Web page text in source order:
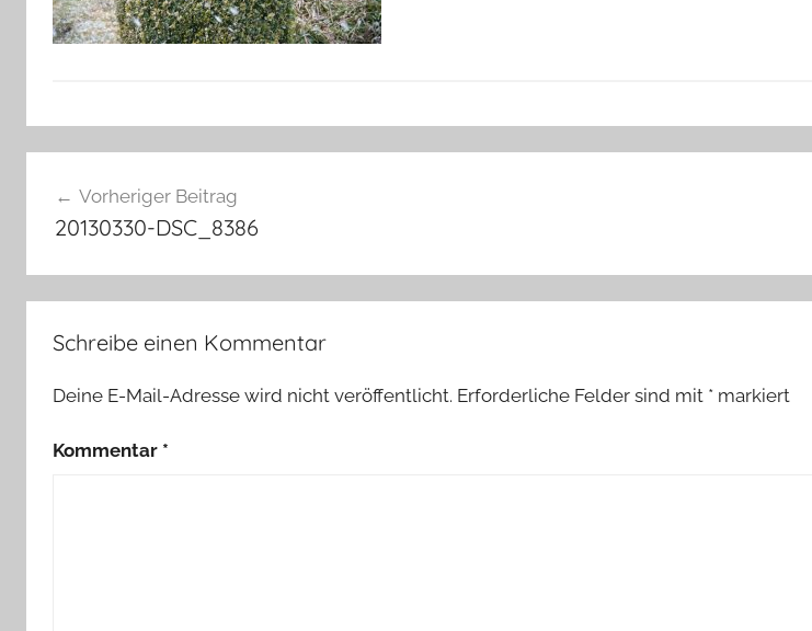
Vorheriger Beitrag
20130330-DSC_8386
Schreibe einen Kommentar
Deine E-Mail-Adresse wird nicht veröffentlicht. Erforderliche Felder sind mit * markiert
Kommentar *